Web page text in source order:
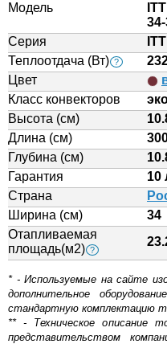
Модель
Серия
Теплоотдача (Вт) ?
Цвет
Класс конвекторов
Высота (см)
Длина (см)
Глубина (см)
Гарантия
10
Страна
Ширина (см)
34
Отапливаемая
площадь(м2) ?
* - Используемые на сайте
дополнительное
стандартную комплектацию
** - Техническое описание
представительством